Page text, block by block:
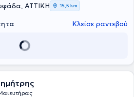
του Μαιευτηρίου Ιασώ, της Κλινικής
Μονάδας Υποβοηθούμενης
- Ιασώ. Στο ιδιωτικό της ιατρείο
υπηρεσίες στις εξατομικευμένες
ΑΤΤΙΚΗ 15,5 km
Κλείσε ραντεβού